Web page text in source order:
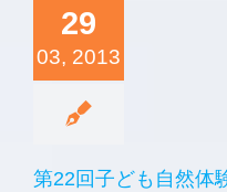
29
03, 2013
第22回子ども自然体